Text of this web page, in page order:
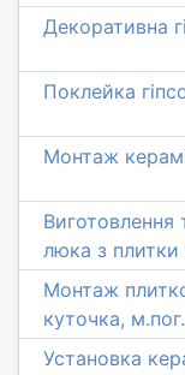
Декоративна
Поклейка
Монтаж
Виготовлення
люка з плитки
Монтаж
куточка, м.пог.
Установка